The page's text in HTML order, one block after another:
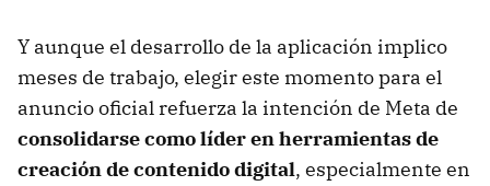
Y aunque el desarrollo de la aplicación implico
meses de trabajo, elegir este momento para el
anuncio oficial refuerza la intención de Meta de
consolidarse como líder en herramientas de
creación de contenido digital, especialmente en